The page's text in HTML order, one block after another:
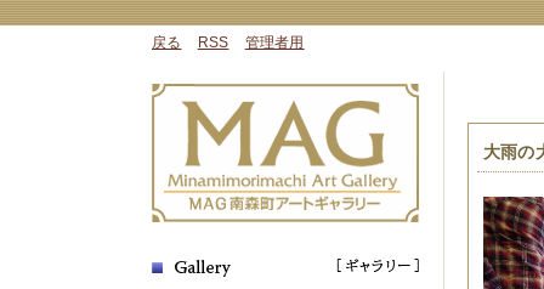
戻る RSS 管理者用
大雨